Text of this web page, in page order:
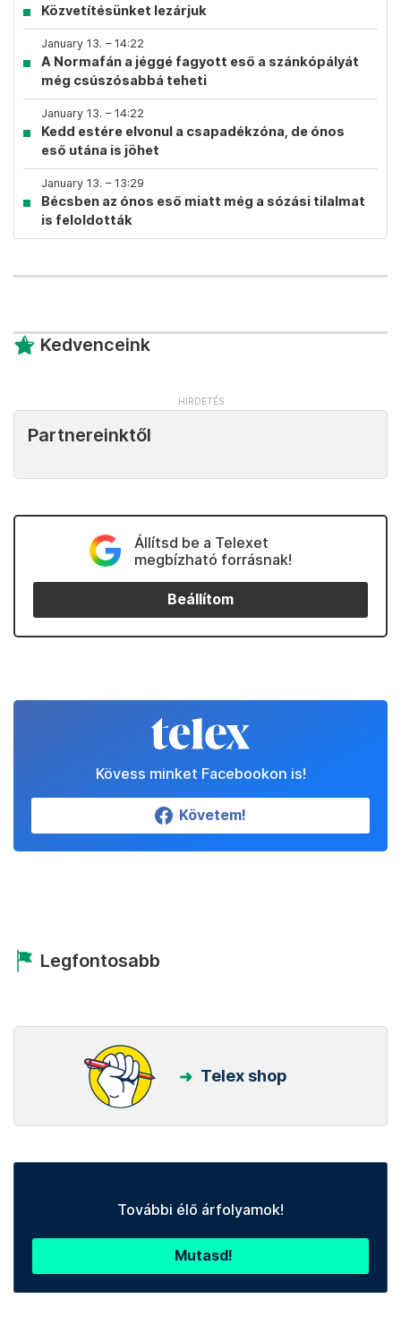
Közvetítésünket lezárjuk
January 13. – 14:22
A Normafán a jéggé fagyott eső a szánkópályát
még csúszósabbá teheti
January 13. – 14:22
Kedd estére elvonul a csapadékzóna, de ónos
eső utána is jöhet
January 13. – 13:29
Bécsben az ónos eső miatt még a sózási tilalmat
is feloldották
Kedvenceink
Partnereinktől
Állítsd be a Telexet
megbízható forrásnak!
Beállítom
Kövess minket Facebookon is!
Követem!
Legfontosabb
Telex shop
További élő árfolyamok!
Mutasd!